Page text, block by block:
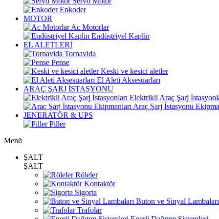
Enkoder
MOTOR
Ac Motorlar
Endüstriyel Kaplin
EL ALETLERİ
Tornavida
Pense
Keski ve kesici aletler
El Aleti Aksesuarları
ARAÇ ŞARJ İSTASYONU
Elektrikli Araç Şarj
Araç Şarj İstasyonu
JENERATÖR & UPS
Piller
Menü
ŞALT
ŞALT
Röleler
Kontaktör
Sigorta
Buton ve Sinyal Lambaları
Trafolar